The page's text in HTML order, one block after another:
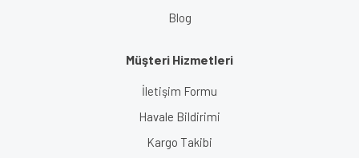
Blog
Müşteri Hizmetleri
İletişim Formu
Havale Bildirimi
Kargo Takibi